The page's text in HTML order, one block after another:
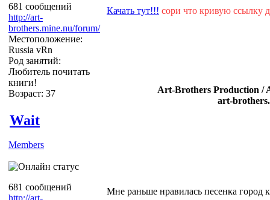
681 сообщений
http://art-
brothers.mine.nu/forum/
Местоположение:
Russia vRn
Род занятий:
Любитель почитать
книги!
Возраст: 37
Качать тут!!! сори что кривую ссылку
Art-Brothers Production /
art-
Wait
Members
681 сообщений
http://art-
Мне раньше нравилась песенка город